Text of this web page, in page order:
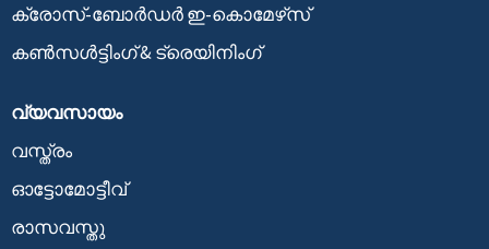
ക്രോസ്-ബോർഡർ ഇ-കൊമേഴ്‌സ്
കൺസൾട്ടിംഗ് & ട്രെയിനിംഗ്
വ്യവസായം
വസ്ത്രം
ഓട്ടോമോട്ടീവ്
രാസവസ്തു